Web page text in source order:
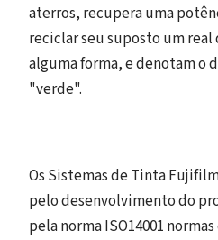
aterros, recupera uma
reciclar seu suposto um
alguma forma, e denotam o
"verde".
Os Sistemas de Tinta
pelo desenvolvimento do
pela norma ISO14001